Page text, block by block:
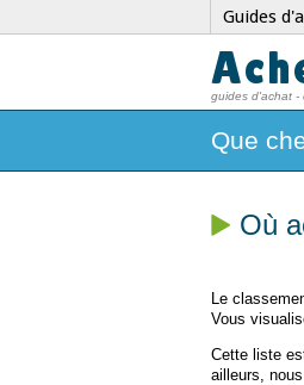
Guides
guides d'achat -
Que
Où
Le
Vous
Cette liste
ailleurs,